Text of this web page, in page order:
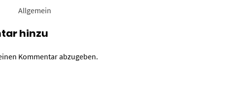
Allgemein
hinzu
Kommentar abzugeben.